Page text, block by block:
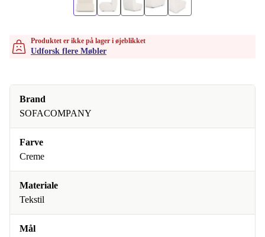
Produktet er ikke på lager i øjeblikket
Udforsk flere Møbler
Brand
SOFACOMPANY
Farve
Creme
Materiale
Tekstil
Mål